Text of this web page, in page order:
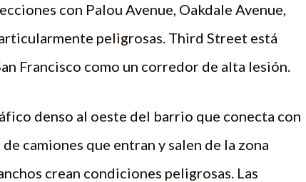
con Palou Avenue, Oakdale Avenue,
peligrosas. Third Street está
Francisco como un corredor de alta lesión.
denso al oeste del barrio que conecta con
camiones que entran y salen de la zona
crean condiciones peligrosas. Las